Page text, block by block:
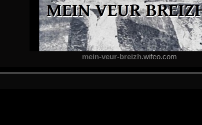
mein-veur-breizh.wifeo.com